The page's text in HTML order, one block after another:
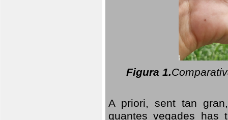
Figura 1.
A priori, sent tan
quantes vegades has